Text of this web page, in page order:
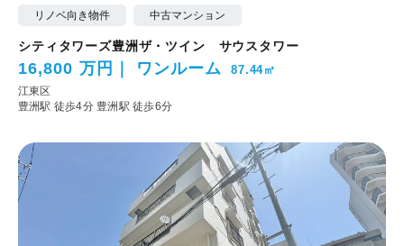
リノベ向き物件 中古マンション
シティタワーズ豊洲ザ・ツイン サウスタワー
16,800 万円 ワンルーム 87.44㎡
江東区
豊洲駅 徒歩4分 豊洲駅 徒歩6分